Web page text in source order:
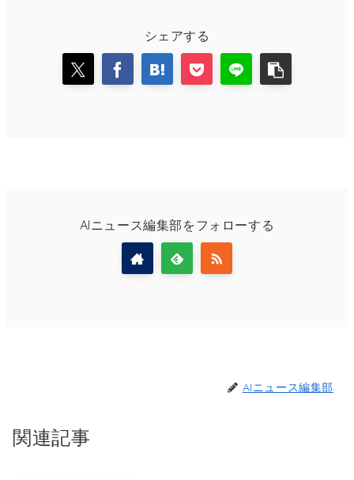
シェアする
AIニュース編集部をフォローする
AIニュース編集部
関連記事